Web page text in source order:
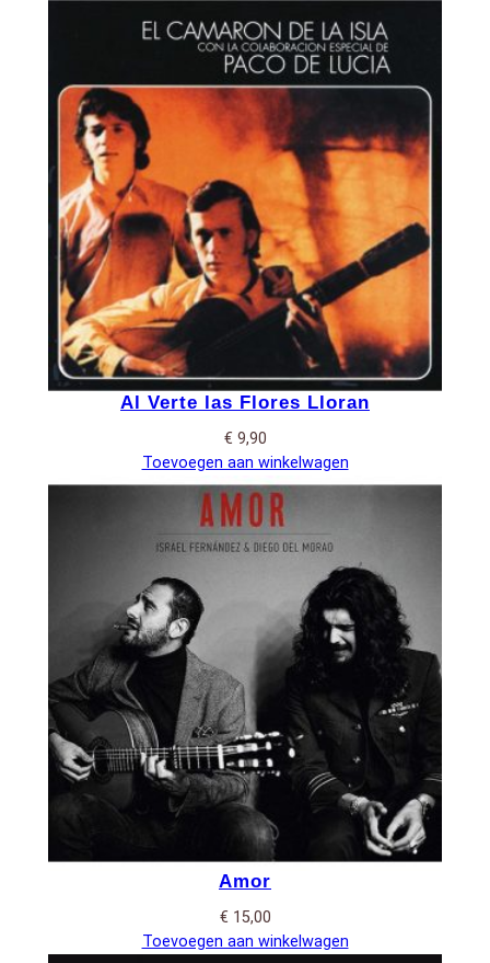
Al Verte las Flores Lloran
€ 9,90
Toevoegen aan winkelwagen
Amor
€ 15,00
Toevoegen aan winkelwagen